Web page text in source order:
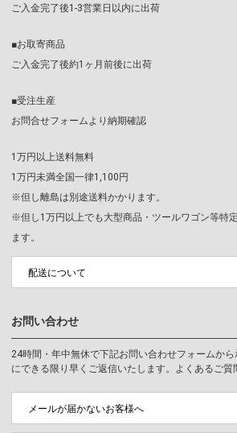
ご入金完了後1-3営業日以内に出荷
■お取寄商品
ご入金完了後約1ヶ月前後に出荷
■受注生産
お問合せフォームより納期確認
1万円以上送料無料
1万円未満全国一律1,100円
※但し離島は別途送料かかります。
※但し1万円以上でも大型商品・ツールワゴン等特
ます。
配送について
お問い合わせ
24時間・年中無休で下記お問い合わせフォームか
にできる限り早くご返信いたします。よくあるご質
メールが届かないお客様へ